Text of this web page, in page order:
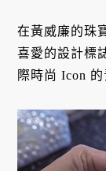
在黃威廉的珠
喜愛的設計標
際時尚 Icon 的